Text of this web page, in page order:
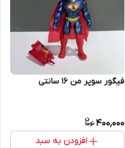
فیگور سوپر من ۱۶ سانتی
400,000
افزودن به سبد